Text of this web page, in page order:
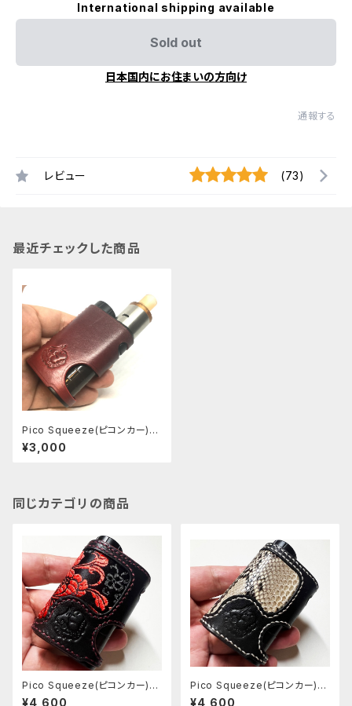
International shipping available
Sold out
日本国内にお住まいの方向け
通報する
レビュー (73)
最近チェックした商品
Pico Squeeze(ピコンカー)用
レザースリーブ [PS035]
¥3,000
同じカテゴリの商品
Pico Squeeze(ピコンカー)用
レザースリーブ [385-ps]
¥4,600
Pico Squeeze(ピコンカー)用
レザースリーブ [384-ps]
¥4,600